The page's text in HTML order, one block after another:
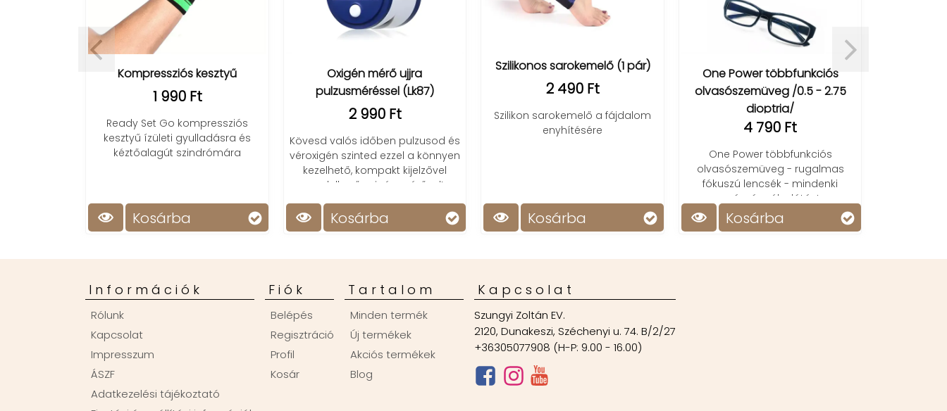
Kompressziós kesztyű
1 990 Ft
Ready Set Go kompressziós
kesztyű ízületi gyulladásra és
kéztőalagút szindrómára
Kosárba
Oxigén mérő ujjra
pulzusméréssel (Lk87)
2 990 Ft
Kövesd valós időben pulzusod és
véroxigén szinted ezzel a könnyen
kezelhető, kompakt kijelzővel
rendelkező oxigén mérővel!
Kosárba
Szilikonos sarokemelő (1 pár)
2 490 Ft
Szilikon sarokemelő a fájdalom
enyhítésére
Kosárba
One Power többfunkciós
olvasószemüveg /0.5 - 2.75
dioptria/
4 790 Ft
One Power többfunkciós
olvasószemüveg - rugalmas
fókuszú lencsék - mindenki
számára éleslátás!
Kosárba
Információk
Rólunk
Kapcsolat
Impresszum
ÁSZF
Adatkezelési tájékoztató
Fiók
Belépés
Regisztráció
Profil
Kosár
Tartalom
Minden termék
Új termékek
Akciós termékek
Blog
Kapcsolat
Szungyi Zoltán EV.
2120, Dunakeszi, Széchenyi u. 74. B/2/27
+36305077908 (H-P: 9.00 - 16.00)